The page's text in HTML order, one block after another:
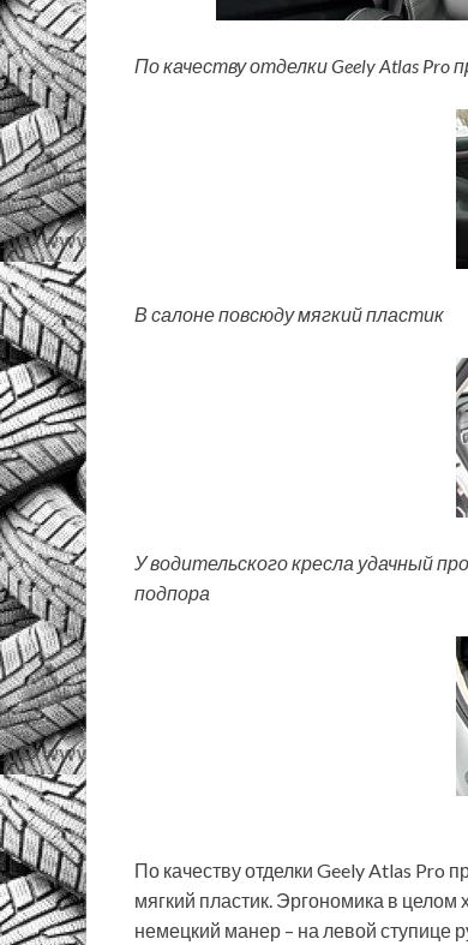
По качеству отделки Geely Atlas
В салоне повсюду мягкий пластик
У водительского кресла удачный
подпора
По качеству отделки Geely Atlas Pro
мягкий пластик. Эргономика в
немецкий манер – на левой ступице